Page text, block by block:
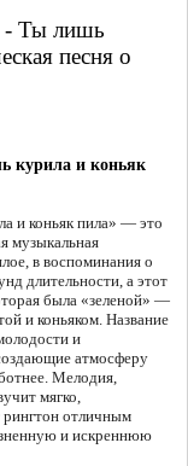
- Ты лишь
песня о
курила и коньяк
и коньяк пила» — это
музыкальная
в воспоминания о
длительности, а этот
была «зеленой» —
и коньяком. Название
и
атмосферу
Мелодия,
мягко,
рингтон отличным
и искреннюю